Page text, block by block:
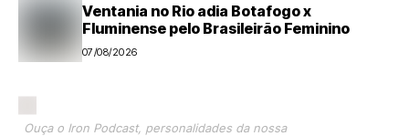
Ventania no Rio adia Botafogo x
Fluminense pelo Brasileirão Feminino
07/08/2026
Ouça o Iron Podcast, personalidades da nossa